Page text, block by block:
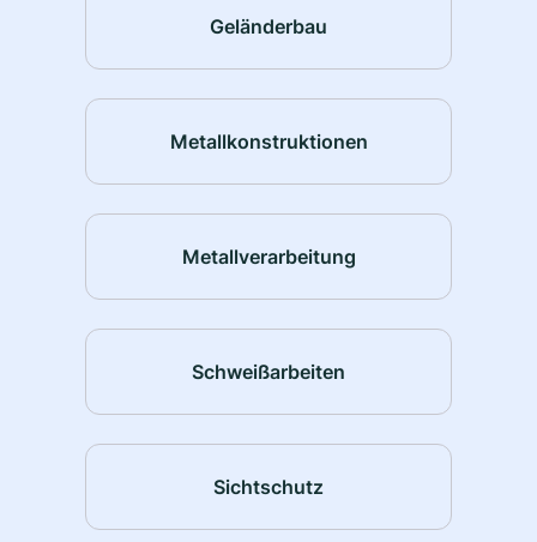
Geländerbau
Metallkonstruktionen
Metallverarbeitung
Schweißarbeiten
Sichtschutz